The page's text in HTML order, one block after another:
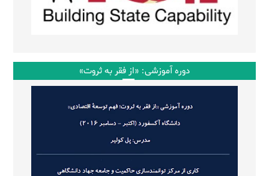
دوره آموزشی: «از فقر به ثروت»